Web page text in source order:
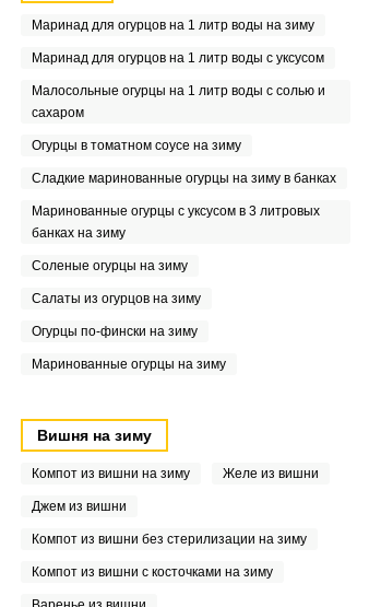
Маринад для огурцов на 1 литр воды на зиму
Маринад для огурцов на 1 литр воды с уксусом
Малосольные огурцы на 1 литр воды с солью и
сахаром
Огурцы в томатном соусе на зиму
Сладкие маринованные огурцы на зиму в банках
Маринованные огурцы с уксусом в 3 литровых
банках на зиму
Соленые огурцы на зиму
Салаты из огурцов на зиму
Огурцы по-фински на зиму
Маринованные огурцы на зиму
Вишня на зиму
Компот из вишни на зиму Желе из вишни
Джем из вишни
Компот из вишни без стерилизации на зиму
Компот из вишни с косточками на зиму